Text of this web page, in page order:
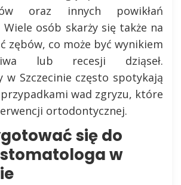
oraz innych powikłań
osób skarży się także na
zębów, co może być wynikiem
lub recesji dziąseł.
w Szczecinie często spotykają
wad zgryzu, które
ortodontycznej.
się do
w